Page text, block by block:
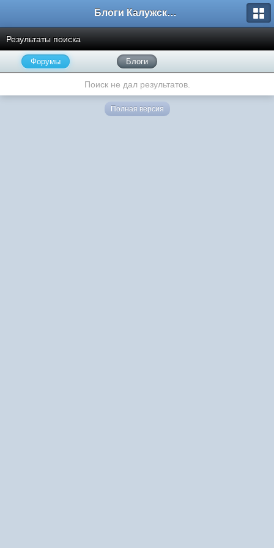
Блоги Калужского перекрестка
Результаты поиска
Форумы Блоги
Поиск не дал результатов.
Полная версия